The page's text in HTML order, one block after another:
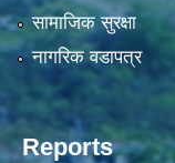
सामाजिक सुरक्षा
नागरिक वडापत्र
Reports